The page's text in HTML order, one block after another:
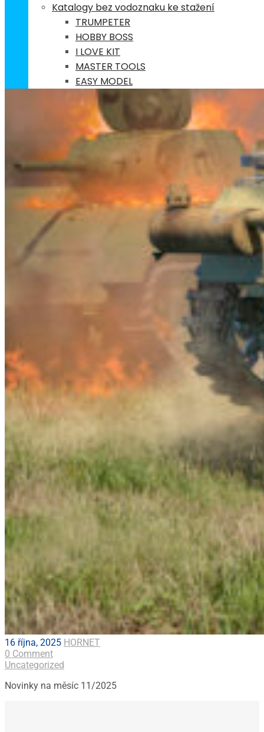
Katalogy bez vodoznaku ke stažení
TRUMPETER
HOBBY BOSS
I LOVE KIT
MASTER TOOLS
EASY MODEL
16 října, 2025 HORNET
0 Comment
Uncategorized
Novinky na měsíc 11/2025